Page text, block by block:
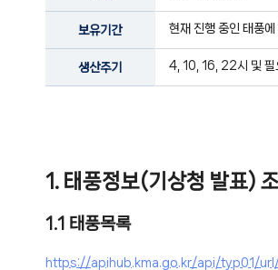
보유기간 현재 진행 중인 태풍
생산주기 4, 10, 16, 22시 및 필
1. 태풍정보(기상청 발표)
1.1 태풍목록
https://apihub.kma.go.kr/api/typ01/